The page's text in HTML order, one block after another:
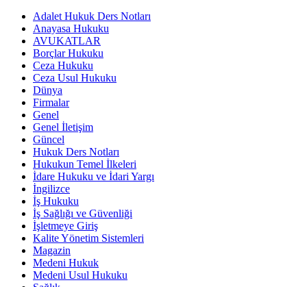
Adalet Hukuk Ders Notları
Anayasa Hukuku
AVUKATLAR
Borçlar Hukuku
Ceza Hukuku
Ceza Usul Hukuku
Dünya
Firmalar
Genel
Genel İletişim
Güncel
Hukuk Ders Notları
Hukukun Temel İlkeleri
İdare Hukuku ve İdari Yargı
İngilizce
İş Hukuku
İş Sağlığı ve Güvenliği
İşletmeye Giriş
Kalite Yönetim Sistemleri
Magazin
Medeni Hukuk
Medeni Usul Hukuku